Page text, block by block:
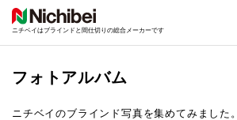
ニチベイはブラインドと間仕切りの総合メーカーです
フォトアルバム
ニチベイのブラインド写真を集めてみました。